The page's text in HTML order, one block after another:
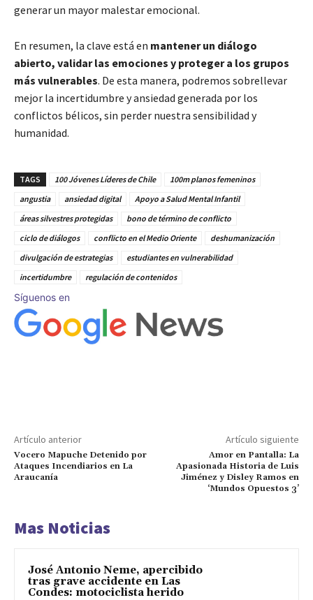
generar un mayor malestar emocional.
En resumen, la clave está en mantener un diálogo
abierto, validar las emociones y proteger a los grupos
más vulnerables. De esta manera, podremos sobrellevar
mejor la incertidumbre y ansiedad generada por los
conflictos bélicos, sin perder nuestra sensibilidad y
humanidad.
TAGS 100 Jóvenes Líderes de Chile
100m planos femeninos
angustia
ansiedad digital
Apoyo a Salud Mental Infantil
áreas silvestres protegidas
bono de término de conflicto
ciclo de diálogos
conflicto en el Medio Oriente
deshumanización
divulgación de estrategias
estudiantes en vulnerabilidad
incertidumbre
regulación de contenidos
Síguenos en
Artículo anterior
Vocero Mapuche Detenido por
Ataques Incendiarios en La
Araucanía
Artículo siguiente
Amor en Pantalla: La
Apasionada Historia de Luis
Jiménez y Disley Ramos en
‘Mundos Opuestos 3’
Mas Noticias
José Antonio Neme, apercibido
tras grave accidente en Las
Condes: motociclista herido